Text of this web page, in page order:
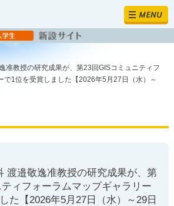
MENU
准教授の研究成果が、第23回GISコミュニティフ
で1位を受賞しました【2026年5月27日（水）～
渡邉敬逸准教授の研究成果が、第
ィフォーラムマップギャラリー
た【2026年5月27日（水）～29日